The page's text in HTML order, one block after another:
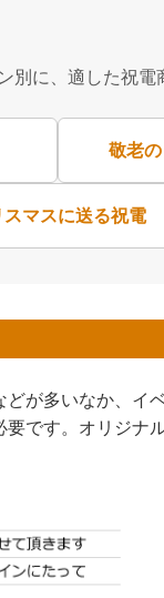
に、適した祝電
敬老
スマスに送る祝電
が多いなか、イ
です。オリジナ